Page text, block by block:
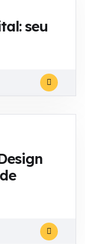
seu